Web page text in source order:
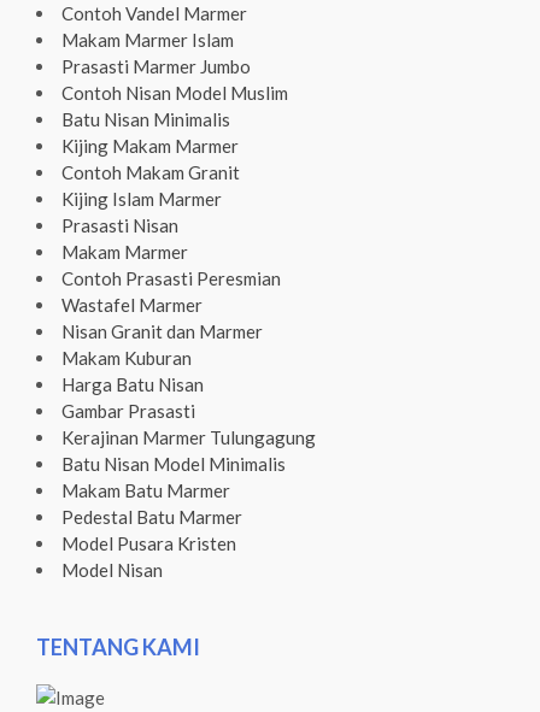
Contoh Vandel Marmer
Makam Marmer Islam
Prasasti Marmer Jumbo
Contoh Nisan Model Muslim
Batu Nisan Minimalis
Kijing Makam Marmer
Contoh Makam Granit
Kijing Islam Marmer
Prasasti Nisan
Makam Marmer
Contoh Prasasti Peresmian
Wastafel Marmer
Nisan Granit dan Marmer
Makam Kuburan
Harga Batu Nisan
Gambar Prasasti
Kerajinan Marmer Tulungagung
Batu Nisan Model Minimalis
Makam Batu Marmer
Pedestal Batu Marmer
Model Pusara Kristen
Model Nisan
TENTANG KAMI